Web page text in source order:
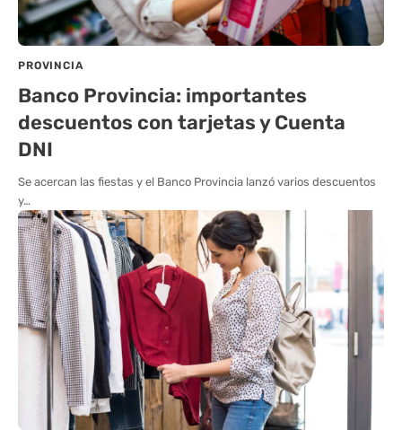
PROVINCIA
Banco Provincia: importantes
descuentos con tarjetas y Cuenta
DNI
Se acercan las fiestas y el Banco Provincia lanzó varios descuentos
y…